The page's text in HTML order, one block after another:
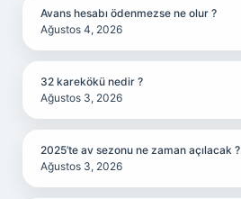
Avans hesabı ödenmezse ne olur ?
Ağustos 4, 2026
32 karekökü nedir ?
Ağustos 3, 2026
2025’te av sezonu ne zaman açılacak ?
Ağustos 3, 2026